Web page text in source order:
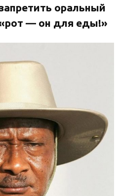
оральный
— он для еды!»